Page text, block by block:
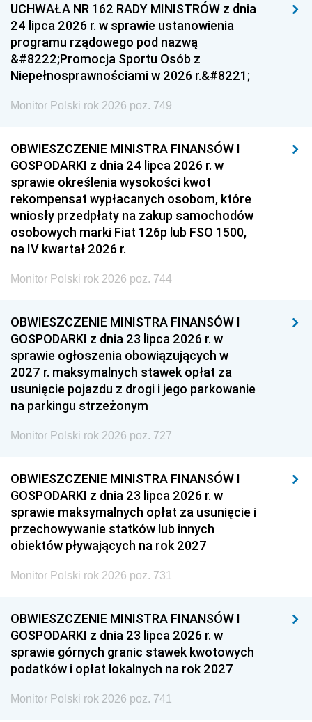
UCHWAŁA NR 162 RADY MINISTRÓW z dnia
24 lipca 2026 r. w sprawie ustanowienia
programu rządowego pod nazwą
&#8222;Promocja Sportu Osób z
Niepełnosprawnościami w 2026 r.&#8221;
Monitor Polski rok 2026 poz. 749
OBWIESZCZENIE MINISTRA FINANSÓW I
GOSPODARKI z dnia 24 lipca 2026 r. w
sprawie określenia wysokości kwot
rekompensat wypłacanych osobom, które
wniosły przedpłaty na zakup samochodów
osobowych marki Fiat 126p lub FSO 1500,
na IV kwartał 2026 r.
Monitor Polski rok 2026 poz. 744
OBWIESZCZENIE MINISTRA FINANSÓW I
GOSPODARKI z dnia 23 lipca 2026 r. w
sprawie ogłoszenia obowiązujących w
2027 r. maksymalnych stawek opłat za
usunięcie pojazdu z drogi i jego parkowanie
na parkingu strzeżonym
Monitor Polski rok 2026 poz. 727
OBWIESZCZENIE MINISTRA FINANSÓW I
GOSPODARKI z dnia 23 lipca 2026 r. w
sprawie maksymalnych opłat za usunięcie i
przechowywanie statków lub innych
obiektów pływających na rok 2027
Monitor Polski rok 2026 poz. 731
OBWIESZCZENIE MINISTRA FINANSÓW I
GOSPODARKI z dnia 23 lipca 2026 r. w
sprawie górnych granic stawek kwotowych
podatków i opłat lokalnych na rok 2027
Monitor Polski rok 2026 poz. 741